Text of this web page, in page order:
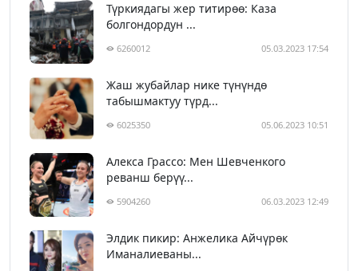
Түркиядагы жер титирөө: Каза
болгондордун ...
6260012 05.03.2023 17:54
Жаш жубайлар нике түнүндө
табышмактуу түрд...
6025350 05.06.2023 10:51
Алекса Грассо: Мен Шевченкого
реванш берүү...
5904260 06.03.2023 12:49
Элдик пикир: Анжелика Айчүрөк
Иманалиеваны...